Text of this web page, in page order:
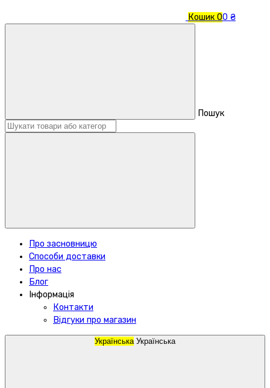
Кошик 00 ₴
Пошук
Про засновницю
Способи доставки
Про нас
Блог
Інформація
Контакти
Відгуки про магазин
Українська Українська